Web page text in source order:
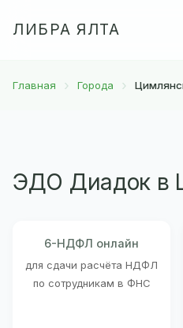
ЛИБРА ЯЛТА
Главная Города
ЭДО Диадок в
6-НДФЛ онлайн
для сдачи расчёта НДФЛ
по сотрудникам в ФНС